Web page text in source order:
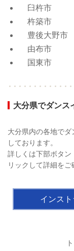
臼杵市
杵築市
豊後大野市
由布市
国東市
大分県でダンス
大分県内の各地で
しております。
詳しくは下部ボタン
リックして詳細をご
インス